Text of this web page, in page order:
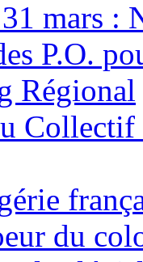
mars :
P.O.
Régional
Collectif
du